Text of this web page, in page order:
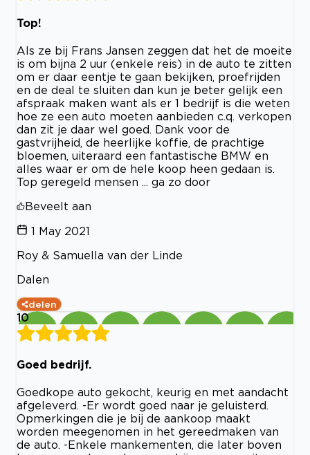
Top!
Als ze bij Frans Jansen zeggen dat het de moeite
is om bijna 2 uur (enkele reis) in de auto te zitten
om er daar eentje te gaan bekijken, proefrijden
en de deal te sluiten dan kun je beter gelijk een
afspraak maken want als er 1 bedrijf is die weten
hoe ze een auto moeten aanbieden c.q. verkopen
dan zit je daar wel goed. Dank voor de
gastvrijheid, de heerlijke koffie, de prachtige
bloemen, uiteraard een fantastische BMW en
alles waar er om de hele koop heen gedaan is.
Top geregeld mensen ... ga zo door
Beveelt aan
1 May 2021
Roy & Samuella van der Linde
Dalen
delen
10
Goed bedrijf.
Goedkope auto gekocht, keurig en met aandacht
afgeleverd. -Er wordt goed naar je geluisterd.
Opmerkingen die je bij de aankoop maakt
worden meegenomen in het gereedmaken van
de auto. -Enkele mankementen, die later boven